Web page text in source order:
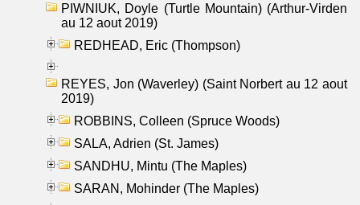
PIWNIUK, Doyle (Turtle Mountain) (Arthur-Virden
au 12 aout 2019)
REDHEAD, Eric (Thompson)
REYES, Jon (Waverley) (Saint Norbert au 12 aout
2019)
ROBBINS, Colleen (Spruce Woods)
SALA, Adrien (St. James)
SANDHU, Mintu (The Maples)
SARAN, Mohinder (The Maples)